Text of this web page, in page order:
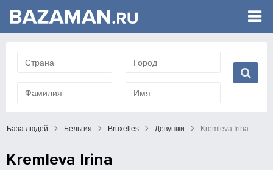
База людей Бельгия Bruxelles Девушки Kremleva Irina
Kremleva Irina